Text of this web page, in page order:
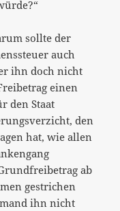
sollte der
auch
ihn doch nicht
einen
den Staat
den
hat, wie allen
ab
gestrichen
ihn nicht